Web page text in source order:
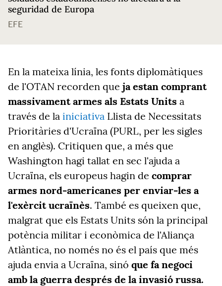
seguridad de Europa
EFE
En la mateixa línia, les fonts diplomàtiques
de l'OTAN recorden que ja estan comprant
massivament armes als Estats Units a
través de la iniciativa Llista de Necessitats
Prioritàries d'Ucraïna (PURL, per les sigles
en anglès). Critiquen que, a més que
Washington hagi tallat en sec l'ajuda a
Ucraïna, els europeus hagin de comprar
armes nord-americanes per enviar-les a
l'exèrcit ucraïnès. També es queixen que,
malgrat que els Estats Units són la principal
potència militar i econòmica de l'Aliança
Atlàntica, no només no és el país que més
ajuda envia a Ucraïna, sinó que fa negoci
amb la guerra després de la invasió russa.